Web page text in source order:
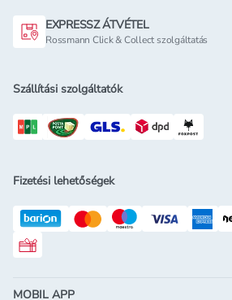
EXPRESSZ ÁTVÉTEL
Rossmann Click & Collect szolgáltatás
Szállítási szolgáltatók
Fizetési lehetőségek
Rossmann ajándékkártya
MOBIL APP